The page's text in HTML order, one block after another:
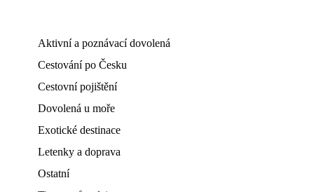
Aktivní a poznávací dovolená
Cestování po Česku
Cestovní pojištění
Dovolená u moře
Exotické destinace
Letenky a doprava
Ostatní